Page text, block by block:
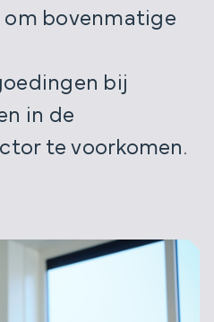
om bovenmatige
bij
in de
te voorkomen.